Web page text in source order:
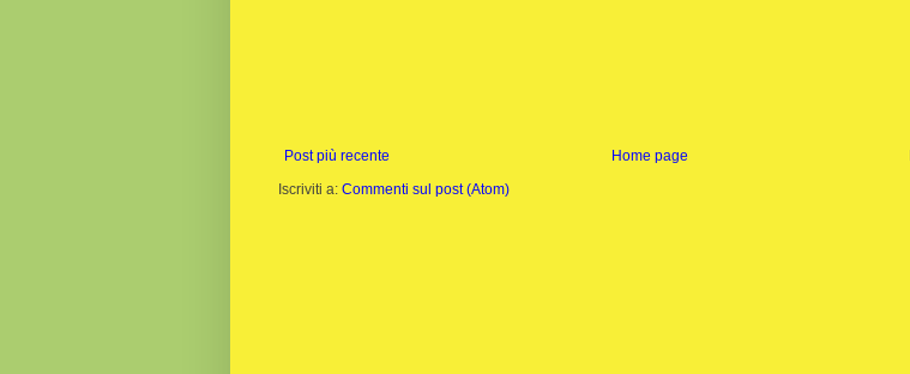
Post più recente
Home page
Iscriviti a: Commenti sul post (Atom)